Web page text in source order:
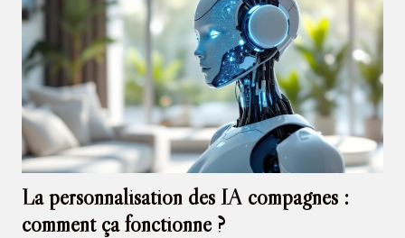
La personnalisation des IA compagnes :
comment ça fonctionne ?